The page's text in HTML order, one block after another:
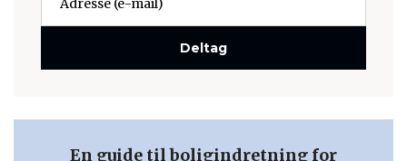
Deltag
En guide til boligindretning for